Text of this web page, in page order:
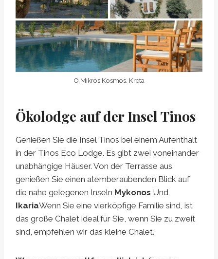
O Mikros Kosmos, Kreta
Ökolodge auf der Insel Tinos
Genießen Sie die Insel Tinos bei einem Aufenthalt
in der Tinos Eco Lodge. Es gibt zwei voneinander
unabhängige Häuser. Von der Terrasse aus
genießen Sie einen atemberaubenden Blick auf
die nahe gelegenen Inseln Mykonos Und
IkariaWenn Sie eine vierköpfige Familie sind, ist
das große Chalet ideal für Sie, wenn Sie zu zweit
sind, empfehlen wir das kleine Chalet.